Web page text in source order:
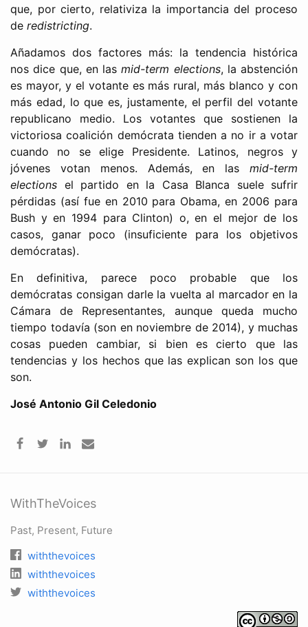
que, por cierto, relativiza la importancia del proceso
de redistricting.
Añadamos dos factores más: la tendencia histórica
nos dice que, en lasmid-term elections, la abstención
es mayor, y el votante es más rural, más blanco y con
más edad, lo que es, justamente, el perfil del votante
republicano medio. Los votantes que sostienen la
victoriosa coalición demócrata tienden a no ir a votar
cuando no se elige Presidente. Latinos, negros y
jóvenes votan menos. Además, en las mid-term
elections el partido en la Casa Blanca suele sufrir
pérdidas (así fue en 2010 para Obama, en 2006 para
Bush y en 1994 para Clinton) o, en el mejor de los
casos, ganar poco (insuficiente para los objetivos
demócratas).
En definitiva, parece poco probable que los
demócratas consigan darle la vuelta al marcador en la
Cámara de Representantes, aunque queda mucho
tiempo todavía (son en noviembre de 2014), y muchas
cosas pueden cambiar, si bien es cierto que las
tendencias y los hechos que las explican son los que
son.
José Antonio Gil Celedonio
WithTheVoices
Past, Present, Future
withthevoices
withthevoices
withthevoices